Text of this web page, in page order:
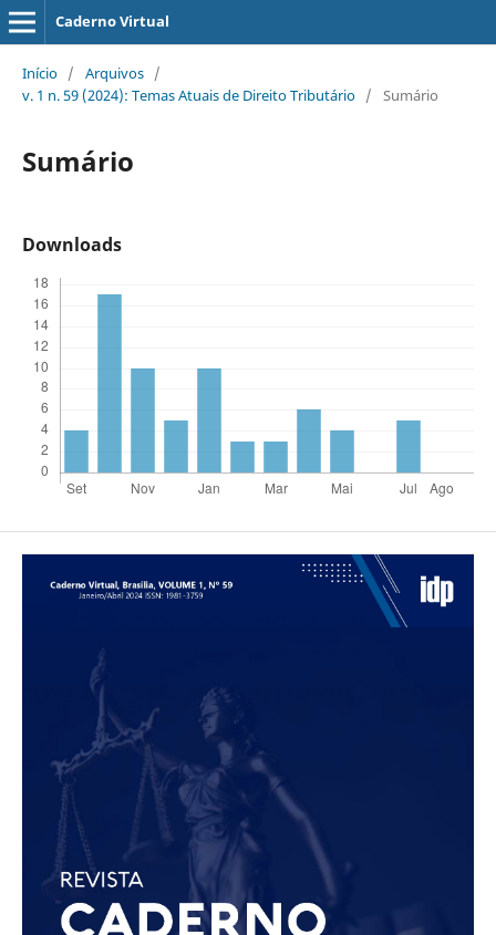
Caderno Virtual
Início / Arquivos /
v. 1 n. 59 (2024): Temas Atuais de Direito Tributário / Sumário
Sumário
Downloads